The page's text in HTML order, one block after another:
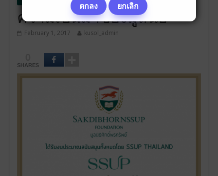
ความเป็นมาของมูลนิธิ
February 1, 2017 kusol_admin
SHARES
ตกลง ยกเลิก